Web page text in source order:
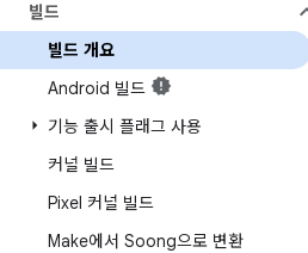
빌드
빌드 개요
Android 빌드
기능 출시 플래그 사용
커널 빌드
Pixel 커널 빌드
Make에서 Soong으로 변환